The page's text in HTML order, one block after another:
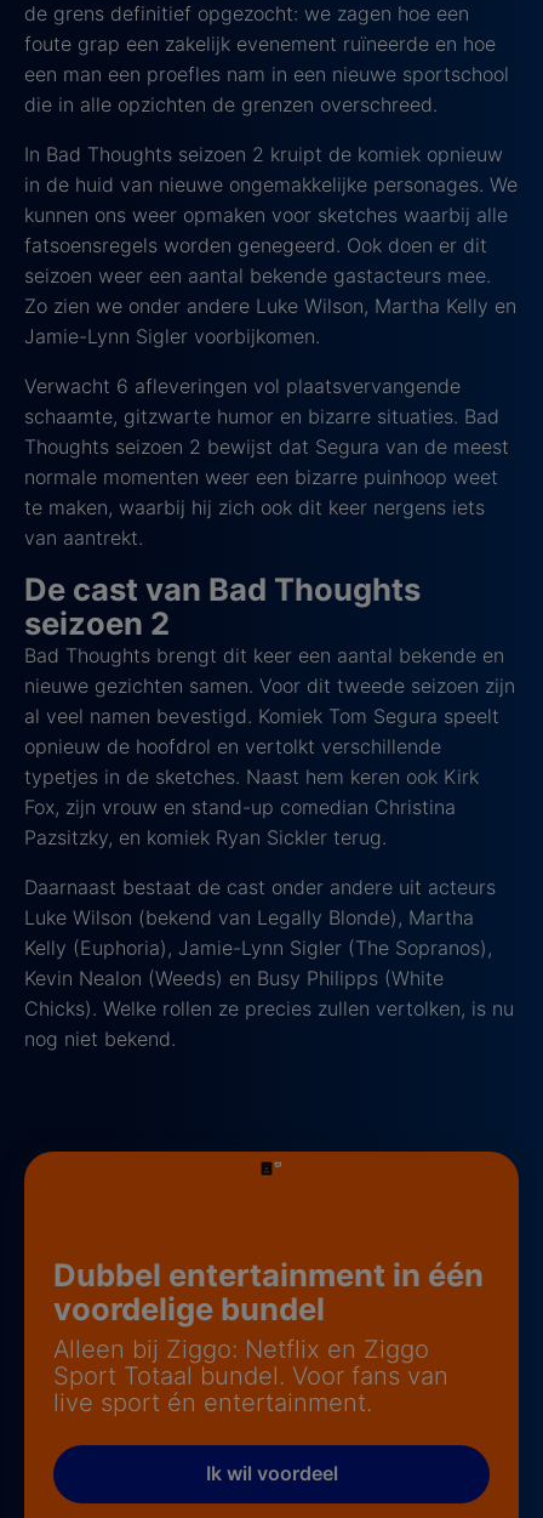
de grens definitief opgezocht: we zagen hoe een
foute grap een zakelijk evenement ruïneerde en hoe
een man een proefles nam in een nieuwe sportschool
die in alle opzichten de grenzen overschreed.
In Bad Thoughts seizoen 2 kruipt de komiek opnieuw
in de huid van nieuwe ongemakkelijke personages. We
kunnen ons weer opmaken voor sketches waarbij alle
fatsoensregels worden genegeerd. Ook doen er dit
seizoen weer een aantal bekende gastacteurs mee.
Zo zien we onder andere Luke Wilson, Martha Kelly en
Jamie-Lynn Sigler voorbijkomen.
Verwacht 6 afleveringen vol plaatsvervangende
schaamte, gitzwarte humor en bizarre situaties. Bad
Thoughts seizoen 2 bewijst dat Segura van de meest
normale momenten weer een bizarre puinhoop weet
te maken, waarbij hij zich ook dit keer nergens iets
van aantrekt.
De cast van Bad Thoughts
seizoen 2
Bad Thoughts brengt dit keer een aantal bekende en
nieuwe gezichten samen. Voor dit tweede seizoen zijn
al veel namen bevestigd. Komiek Tom Segura speelt
opnieuw de hoofdrol en vertolkt verschillende
typetjes in de sketches. Naast hem keren ook Kirk
Fox, zijn vrouw en stand-up comedian Christina
Pazsitzky, en komiek Ryan Sickler terug.
Daarnaast bestaat de cast onder andere uit acteurs
Luke Wilson (bekend van Legally Blonde), Martha
Kelly (Euphoria), Jamie-Lynn Sigler (The Sopranos),
Kevin Nealon (Weeds) en Busy Philipps (White
Chicks). Welke rollen ze precies zullen vertolken, is nu
nog niet bekend.
Dubbel entertainment in één
voordelige bundel
Alleen bij Ziggo: Netflix en Ziggo
Sport Totaal bundel. Voor fans van
live sport én entertainment.
Ik wil voordeel